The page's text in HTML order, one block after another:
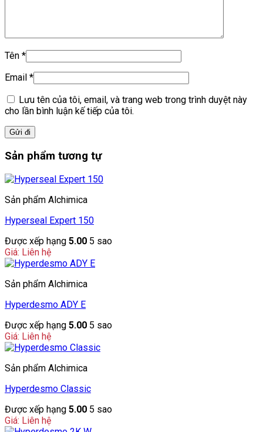
Tên *
Email *
Lưu tên của tôi, email, và trang web trong trình duyệt này
cho lần bình luận kế tiếp của tôi.
Sản phẩm tương tự
Sản phẩm Alchimica
Hyperseal Expert 150
Được xếp hạng 5.00 5 sao
Giá: Liên hệ
Sản phẩm Alchimica
Hyperdesmo ADY E
Được xếp hạng 5.00 5 sao
Giá: Liên hệ
Sản phẩm Alchimica
Hyperdesmo Classic
Được xếp hạng 5.00 5 sao
Giá: Liên hệ